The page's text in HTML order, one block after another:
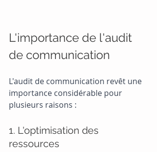
L'importance de l'audit
de communication
L'audit de communication revêt une
importance considérable pour
plusieurs raisons :
1. L'optimisation des
ressources